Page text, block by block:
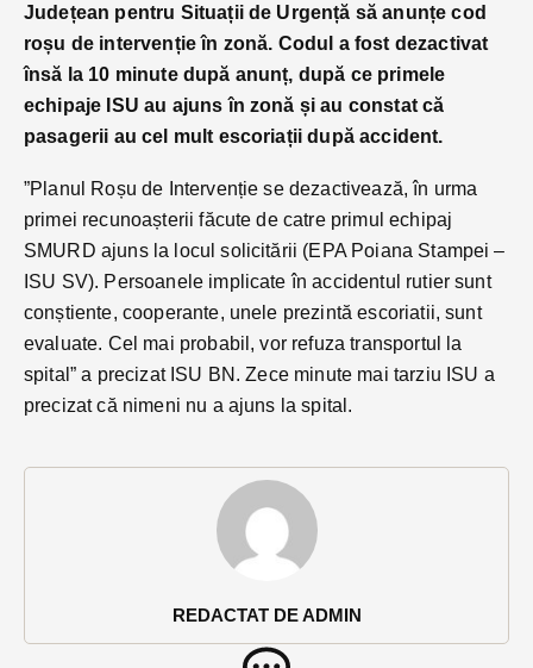
REDACTAT DE ADMIN
Județean pentru Situații de Urgență să anunțe cod
roșu de intervenție în zonă. Codul a fost dezactivat
însă la 10 minute după anunț, după ce primele
echipaje ISU au ajuns în zonă și au constat că
pasagerii au cel mult escoriații după accident.
”Planul Roșu de Intervenție se dezactivează, în urma
primei recunoașterii făcute de catre primul echipaj
SMURD ajuns la locul solicitării (EPA Poiana Stampei –
ISU SV). Persoanele implicate în accidentul rutier sunt
conștiente, cooperante, unele prezintă escoriatii, sunt
evaluate. Cel mai probabil, vor refuza transportul la
spital” a precizat ISU BN. Zece minute mai tarziu ISU a
precizat că nimeni nu a ajuns la spital.